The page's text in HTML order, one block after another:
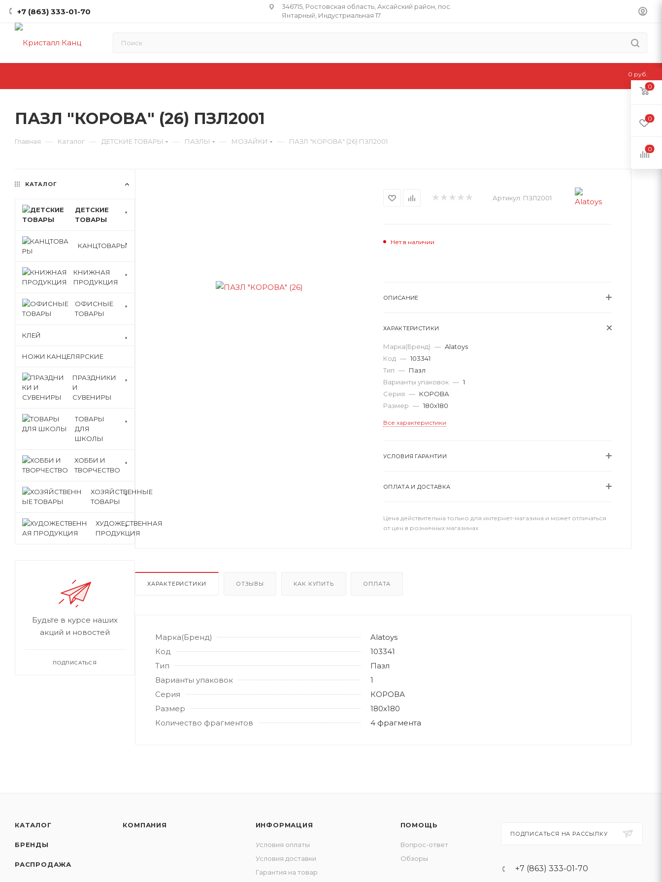
+7 (863) 333-01-70
346715, Ростовская область​, Аксайский район, пос.
Янтарный, Индустриальная 17
ПАЗЛ "КОРОВА" (26) ПЗЛ2001
Главная — Каталог — ДЕТСКИЕ ТОВАРЫ — ПАЗЛЫ — МОЗАЙКИ — ПАЗЛ "КОРОВА" (26) ПЗЛ2001
Артикул: ПЗЛ2001
Нет в наличии
ОПИСАНИЕ
ХАРАКТЕРИСТИКИ
Марка(Бренд) — Alatoys
Код — 103341
Тип — Пазл
Варианты упаковок — 1
Серия — КОРОВА
Размер — 180х180
Все характеристики
УСЛОВИЯ ГАРАНТИИ
ОПЛАТА И ДОСТАВКА
Цена действительна только для интернет-магазина и может отличаться
от цен в розничных магазинах
ХАРАКТЕРИСТИКИ ОТЗЫВЫ КАК КУПИТЬ ОПЛАТА
Марка(Бренд)
Alatoys
Код
103341
Тип
Пазл
Варианты упаковок
1
Серия
КОРОВА
Размер
180х180
Количество фрагментов
4 фрагмента
КАТАЛОГ
ДЕТСКИЕ
ТОВАРЫ
КАНЦТОВАРЫ
КНИЖНАЯ
ПРОДУКЦИЯ
ОФИСНЫЕ
ТОВАРЫ
КЛЕЙ
НОЖИ КАНЦЕЛЯРСКИЕ
ПРАЗДНИКИ
И
СУВЕНИРЫ
ТОВАРЫ
ДЛЯ
ШКОЛЫ
ХОББИ И
ТВОРЧЕСТВО
ХОЗЯЙСТВЕННЫЕ
ТОВАРЫ
ХУДОЖЕСТВЕННАЯ
ПРОДУКЦИЯ
Будьте в курсе наших
акций и новостей
ПОДПИСАТЬСЯ
КАТАЛОГ
БРЕНДЫ
РАСПРОДАЖА
КОМПАНИЯ ИНФОРМАЦИЯ
Условия оплаты
Условия доставки
Гарантия на товар
ПОМОЩЬ
Вопрос-ответ
Обзоры
ПОДПИСАТЬСЯ НА РАССЫЛКУ
+7 (863) 333-01-70
0
0
0
0 руб.